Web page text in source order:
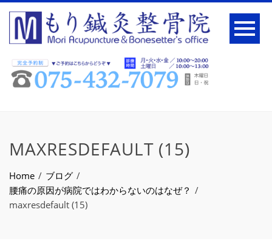
MAXRESDEFAULT (15)
Home
ブログ
腰痛の原因が病院ではわからないのはなぜ？
maxresdefault (15)